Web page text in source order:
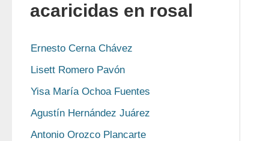
acaricidas en rosal
Ernesto Cerna Chávez
Lisett Romero Pavón
Yisa María Ochoa Fuentes
Agustín Hernández Juárez
Antonio Orozco Plancarte